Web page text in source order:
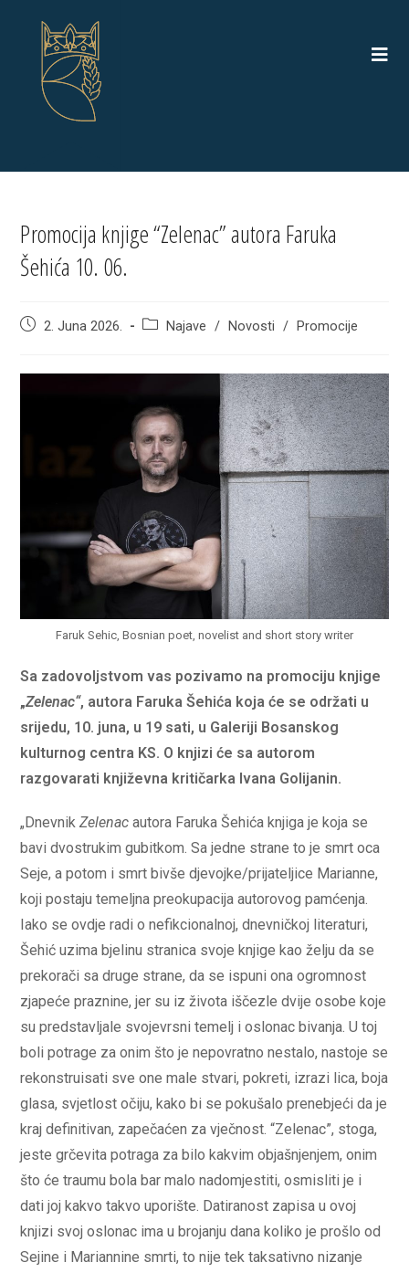
Promocija knjige “Zelenac” autora Faruka
Šehića 10. 06.
Post2. Juna 2026.
PostNajave / Novosti / Promocije
Faruk Sehic, Bosnian poet, novelist and short story writer
Sa zadovoljstvom vas pozivamo na promociju knjige
„Zelenac“, autora Faruka Šehića koja će se održati u
srijedu, 10. juna, u 19 sati, u Galeriji Bosanskog
kulturnog centra KS. O knjizi će sa autorom
razgovarati književna kritičarka Ivana Golijanin.
„DnevnikZelenacautora Faruka Šehića knjiga je koja se
bavi dvostrukim gubitkom. Sa jedne strane to je smrt oca
Seje, a potom i smrt bivše djevojke/prijateljice Marianne,
koji postaju temeljna preokupacija autorovog pamćenja.
Iako se ovdje radi o nefikcionalnoj, dnevničkoj literaturi,
Šehić uzima bjelinu stranica svoje knjige kao želju da se
prekorači sa druge strane, da se ispuni ona ogromnost
zjapeće praznine, jer su iz života iščezle dvije osobe koje
su predstavljale svojevrsni temelj i oslonac bivanja. U toj
boli potrage za onim što je nepovratno nestalo, nastoje se
rekonstruisati sve one male stvari, pokreti, izrazi lica, boja
glasa, svjetlost očiju, kako bi se pokušalo prenebjeći da je
kraj definitivan, zapečaćen za vječnost. “Zelenac”, stoga,
jeste grčevita potraga za bilo kakvim objašnjenjem, onim
što će traumu bola bar malo nadomjestiti, osmisliti je i
dati joj kakvo takvo uporište. Datiranost zapisa u ovoj
knjizi svoj oslonac ima u brojanju dana koliko je prošlo od
Sejine i Mariannine smrti, to nije tek taksativno nizanje